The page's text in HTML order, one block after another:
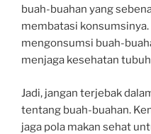
buah-buahan yang
membatasi
mengonsumsi buah-
menjaga kesehatan
Jadi, jangan terjebak
tentang buah-buahan.
jaga pola makan sehat